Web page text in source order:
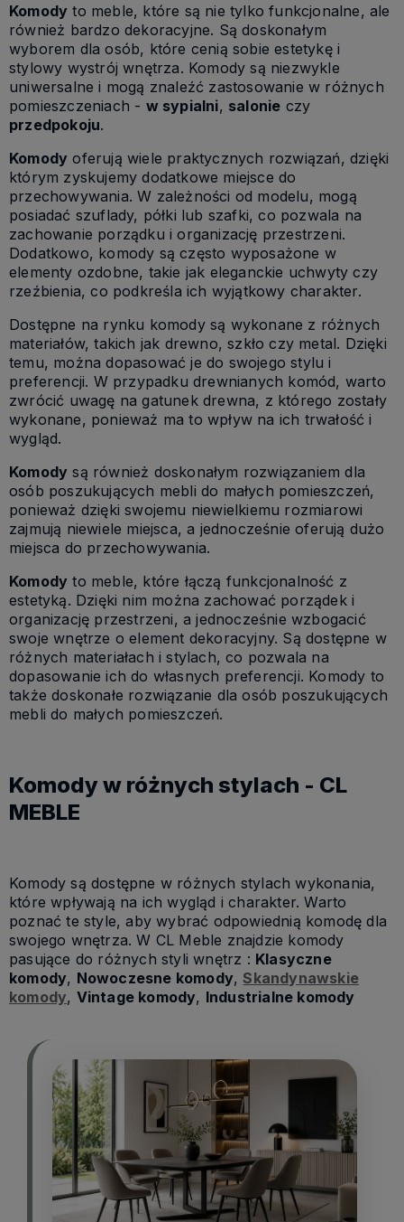
Komody to meble, które są nie tylko funkcjonalne, ale
również bardzo dekoracyjne. Są doskonałym
wyborem dla osób, które cenią sobie estetykę i
stylowy wystrój wnętrza. Komody są niezwykle
uniwersalne i mogą znaleźć zastosowanie w różnych
pomieszczeniach - w sypialni, salonie czy
przedpokoju.
Komody oferują wiele praktycznych rozwiązań, dzięki
którym zyskujemy dodatkowe miejsce do
przechowywania. W zależności od modelu, mogą
posiadać szuflady, półki lub szafki, co pozwala na
zachowanie porządku i organizację przestrzeni.
Dodatkowo, komody są często wyposażone w
elementy ozdobne, takie jak eleganckie uchwyty czy
rzeźbienia, co podkreśla ich wyjątkowy charakter.
Dostępne na rynku komody są wykonane z różnych
materiałów, takich jak drewno, szkło czy metal. Dzięki
temu, można dopasować je do swojego stylu i
preferencji. W przypadku drewnianych komód, warto
zwrócić uwagę na gatunek drewna, z którego zostały
wykonane, ponieważ ma to wpływ na ich trwałość i
wygląd.
Komody są również doskonałym rozwiązaniem dla
osób poszukujących mebli do małych pomieszczeń,
ponieważ dzięki swojemu niewielkiemu rozmiarowi
zajmują niewiele miejsca, a jednocześnie oferują dużo
miejsca do przechowywania.
Komody to meble, które łączą funkcjonalność z
estetyką. Dzięki nim można zachować porządek i
organizację przestrzeni, a jednocześnie wzbogacić
swoje wnętrze o element dekoracyjny. Są dostępne w
różnych materiałach i stylach, co pozwala na
dopasowanie ich do własnych preferencji. Komody to
także doskonałe rozwiązanie dla osób poszukujących
mebli do małych pomieszczeń.
Komody w różnych stylach - CL
MEBLE
Komody są dostępne w różnych stylach wykonania,
które wpływają na ich wygląd i charakter. Warto
poznać te style, aby wybrać odpowiednią komodę dla
swojego wnętrza. W CL Meble znajdzie komody
pasujące do różnych styli wnętrz : Klasyczne
komody, Nowoczesne komody,Skandynawskie
komody, Vintage komody, Industrialne komody